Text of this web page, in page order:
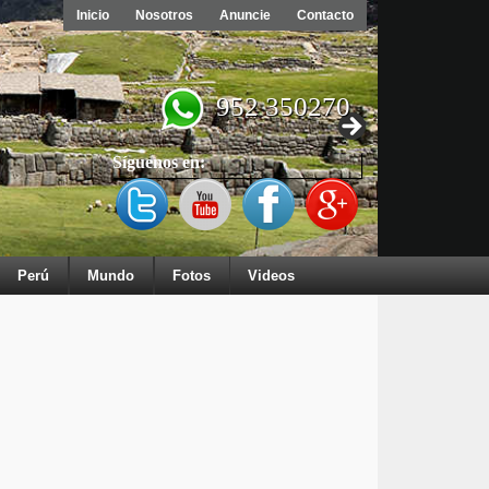
Inicio Nosotros Anuncie Contacto
952 350270
Síguenos en:
Perú Mundo Fotos Videos